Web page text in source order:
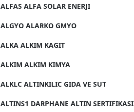
ALFAS ALFA SOLAR ENERJI
ALGYO ALARKO GMYO
ALKA ALKIM KAGIT
ALKIM ALKIM KIMYA
ALKLC ALTINKILIC GIDA VE SUT
ALTINS1 DARPHANE ALTIN SERTIFIKASI